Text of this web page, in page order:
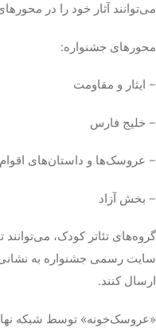
می‌توانند آثار خود را در
محورهای جشنواره:
– ایثار و مقاومت
– خلیج فارس
– عروسک‌ها و داستان‌های اقوام
– بخش آزاد
ارسال کنند.
«عروسک‌خونه» توسط شبکه